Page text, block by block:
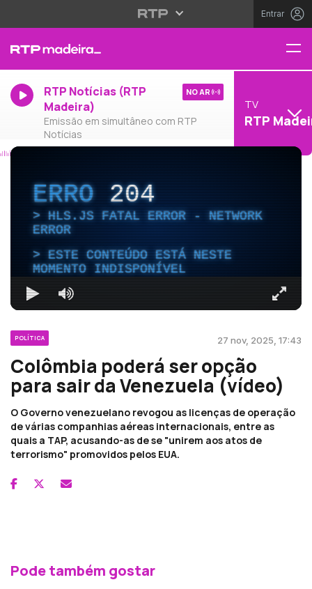
Entrar
RTP Notícias (RTP
Madeira)
Emissão em simultâneo com RTP
Notícias
NO AR
TV
RTP
ERRO204
HLS.JS FATAL ERROR - NETWORK
ERROR
ESTE CONTEÚDO ESTÁ NESTE
MOMENTO INDISPONÍVEL
POLÍTICA 27 nov, 2025, 17:43
Colômbia poderá ser opção
para sair da Venezuela (vídeo)
O Governo venezuelano revogou as licenças de operação
de várias companhias aéreas internacionais, entre as
quais a TAP, acusando-as de se "unirem aos atos de
terrorismo" promovidos pelos EUA.
Pode também gostar